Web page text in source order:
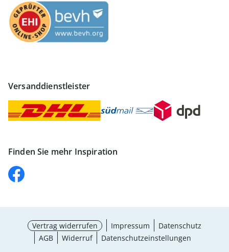
Versanddienstleister
Finden Sie mehr Inspiration
Vertrag widerrufen Impressum
Datenschutz
AGB
Widerruf Datenschutzeinstellungen